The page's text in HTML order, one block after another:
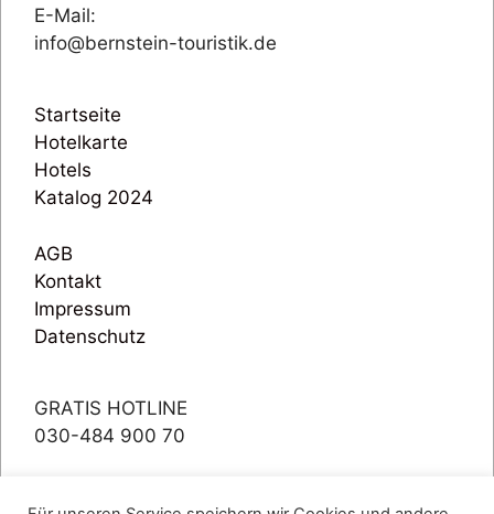
E-Mail:
info@bernstein-touristik.de
Startseite
Hotelkarte
Hotels
Katalog 2024
AGB
Kontakt
Impressum
Datenschutz
GRATIS HOTLINE
030-484 900 70